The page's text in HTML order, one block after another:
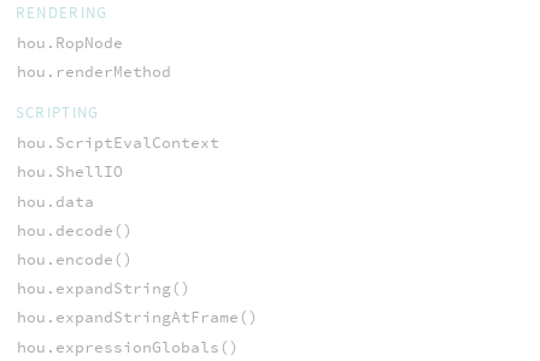
RENDERING
hou.RopNode
hou.renderMethod
SCRIPTING
hou.ScriptEvalContext
hou.ShellIO
hou.data
hou.decode()
hou.encode()
hou.expandString()
hou.expandStringAtFrame()
hou.expressionGlobals()